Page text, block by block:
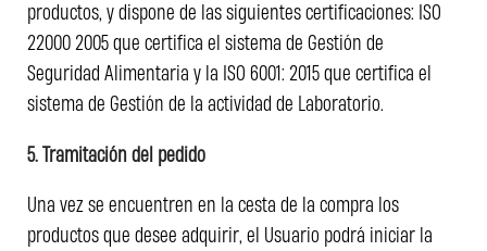
productos, y dispone de las siguientes certificaciones: ISO
22000 2005 que certifica el sistema de Gestión de
Seguridad Alimentaria y la ISO 6001: 2015 que certifica el
sistema de Gestión de la actividad de Laboratorio.
5. Tramitación del pedido
Una vez se encuentren en la cesta de la compra los
productos que desee adquirir, el Usuario podrá iniciar la